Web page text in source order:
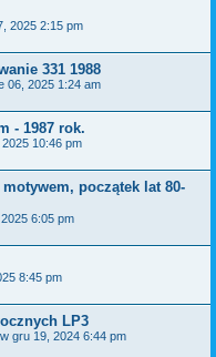
2025 2:15 pm
331 1988
06, 2025 1:24 am
- 1987 rok.
10:46 pm
początek lat 80-
6:05 pm
8:45 pm
LP3
gru 19, 2024 6:44 pm